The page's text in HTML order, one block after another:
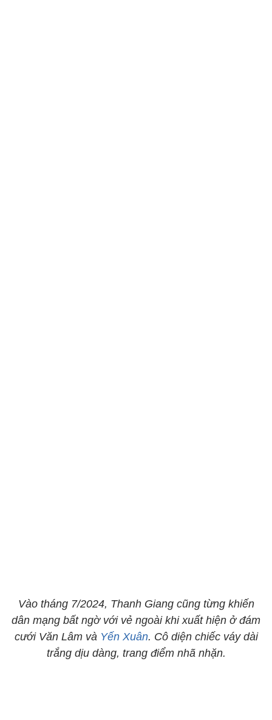
Vào tháng 7/2024, Thanh Giang cũng từng khiến
dân mạng bất ngờ với vẻ ngoài khi xuất hiện ở đám
cưới Văn Lâm và Yến Xuân. Cô diện chiếc váy dài
trắng dịu dàng, trang điểm nhã nhặn.